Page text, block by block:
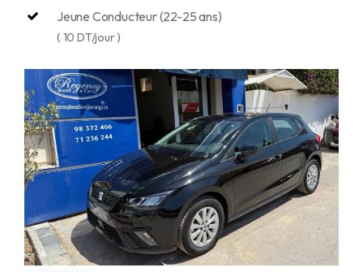
Jeune Conducteur (22-25 ans)
( 10 DT/jour )